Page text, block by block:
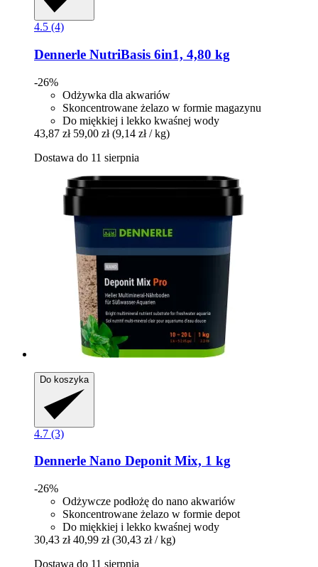
4.5 (4)
Dennerle NutriBasis 6in1, 4,80 kg
-26%
Odżywka dla akwariów
Skoncentrowane żelazo w formie magazynu
Do miękkiej i lekko kwaśnej wody
43,87 zł 59,00 zł (9,14 zł / kg)
Dostawa do 11 sierpnia
Do koszyka
4.7 (3)
Dennerle Nano Deponit Mix, 1 kg
-26%
Odżywcze podłożę do nano akwariów
Skoncentrowane żelazo w formie depot
Do miękkiej i lekko kwaśnej wody
30,43 zł 40,99 zł (30,43 zł / kg)
Dostawa do 11 sierpnia